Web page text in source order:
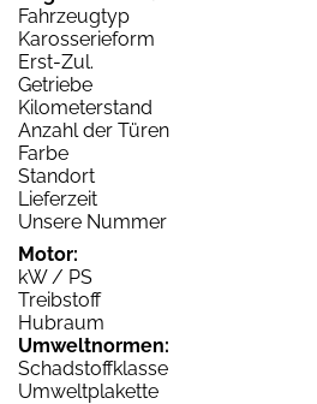
Fahrzeugtyp
Karosserieform
Erst-Zul.
Getriebe
Kilometerstand
Anzahl der Türen
Farbe
Standort
Lieferzeit
Unsere Nummer
Motor:
kW / PS
Treibstoff
Hubraum
Umweltnormen:
Schadstoffklasse
Umweltplakette